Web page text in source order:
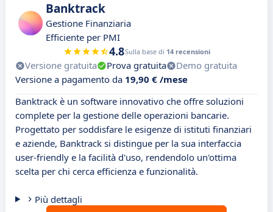
Banktrack
Gestione Finanziaria
Efficiente per PMI
4.8Sulla base di 14 recensioni
Versione gratuita Prova gratuita
Demo gratuita
Versione a pagamento da 19,90 € /mese
Banktrack è un software innovativo che offre soluzioni
complete per la gestione delle operazioni bancarie.
Progettato per soddisfare le esigenze di istituti finanziari
e aziende, Banktrack si distingue per la sua interfaccia
user-friendly e la facilità d'uso, rendendolo un'ottima
scelta per chi cerca efficienza e funzionalità.
Più dettagli